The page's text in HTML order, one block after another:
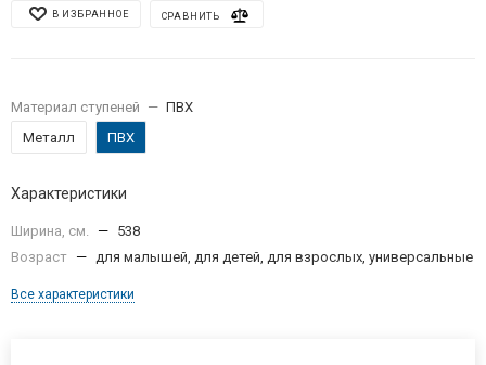
В ИЗБРАННОЕ СРАВНИТЬ
Материал ступеней — ПВХ
Металл
ПВХ
Характеристики
Ширина, см. — 538
Возраст — для малышей, для детей, для взрослых, универсальные
Все характеристики